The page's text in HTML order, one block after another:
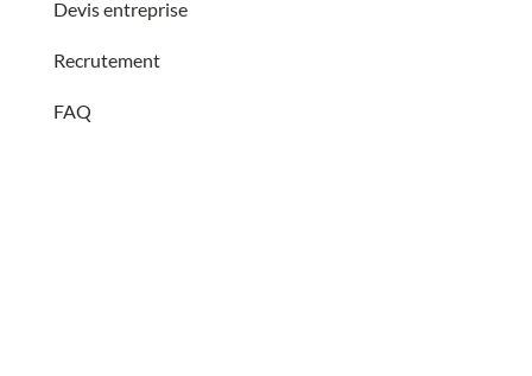
Devis entreprise
Recrutement
FAQ